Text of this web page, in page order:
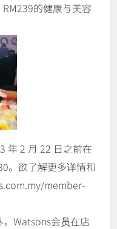
的健康与美容
年 2 月 22 日之前在
。欲了解更多详情和
member-
Watsons会员在店